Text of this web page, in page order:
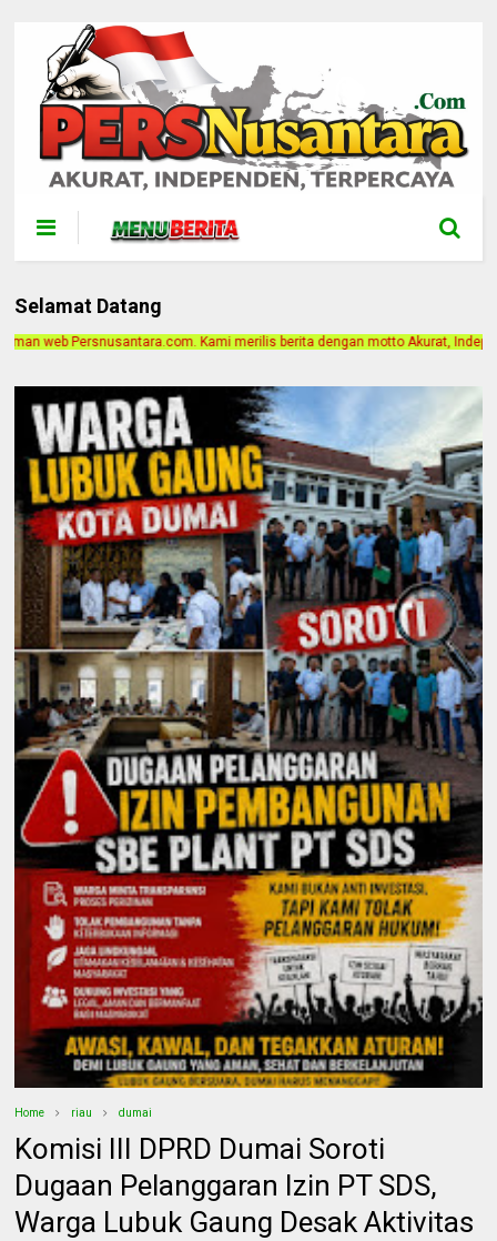
Selamat Datang
merilis berita dengan motto Akurat, Independen, Terpercaya. Alamat
Home riau dumai
Komisi III DPRD Dumai Soroti
Dugaan Pelanggaran Izin PT SDS,
Warga Lubuk Gaung Desak Aktivitas